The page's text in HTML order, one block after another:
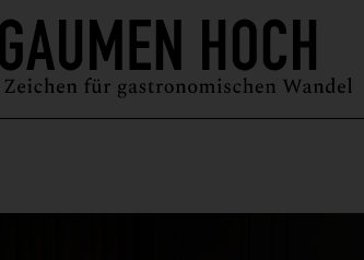
GUIDE PODCAST ÜBER UNS